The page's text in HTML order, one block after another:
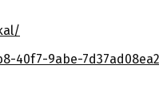
40f7-9abe-